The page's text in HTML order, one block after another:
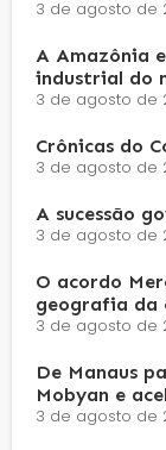
3 de agosto de
A Amazônia
industrial do
3 de agosto de
Crônicas do
3 de agosto de
A sucessão
3 de agosto de
O acordo
geografia da
3 de agosto de
De Manaus
Mobyan e
3 de agosto de